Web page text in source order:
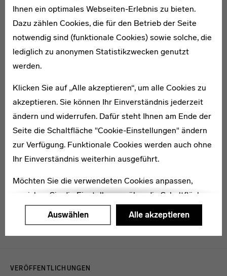
Ihnen ein optimales Webseiten-Erlebnis zu bieten.
Dazu zählen Cookies, die für den Betrieb der Seite
notwendig sind (funktionale Cookies) sowie solche, die
lediglich zu anonymen Statistikzwecken genutzt
werden.
Klicken Sie auf „Alle akzeptieren“, um alle Cookies zu
akzeptieren. Sie können Ihr Einverständnis jederzeit
ändern und widerrufen. Dafür steht Ihnen am Ende der
Seite die Schaltfläche "Cookie-Einstellungen" ändern
zur Verfügung. Funktionale Cookies werden auch ohne
Ihr Einverständnis weiterhin ausgeführt.
Möchten Sie die verwendeten Cookies anpassen,
erreichen Sie die Einstellungen über die Schaltfläche
"Auswählen".
Auswählen Alle akzeptieren
VERÖFFENTLICHUNGEN